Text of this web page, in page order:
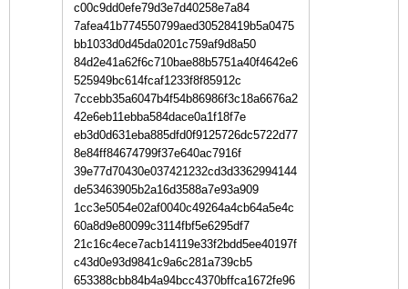
c00c9dd0efe79d3e7d40258e7a84
7afea41b774550799aed30528419b5a0475
bb1033d0d45da0201c759af9d8a50
84d2e41a62f6c710bae88b5751a40f4642e6
525949bc614fcaf1233f8f85912c
7ccebb35a6047b4f54b86986f3c18a6676a2
42e6eb11ebba584dace0a1f18f7e
eb3d0d631eba885dfd0f9125726dc5722d77
8e84ff84674799f37e640ac7916f
39e77d70430e037421232cd3d3362994144
de53463905b2a16d3588a7e93a909
1cc3e5054e02af0040c49264a4cb64a5e4c
60a8d9e80099c3114fbf5e6295df7
21c16c4ece7acb14119e33f2bdd5ee40197f
c43d0e93d9841c9a6c281a739cb5
653388cbb84b4a94bcc4370bffca1672fe96